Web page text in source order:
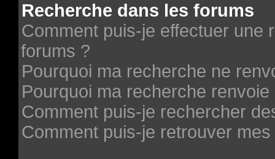
Recherche dans les forums
Comment puis-je effectuer une
forums ?
Pourquoi ma recherche ne
Pourquoi ma recherche
Comment puis-je rechercher
Comment puis-je retrouver